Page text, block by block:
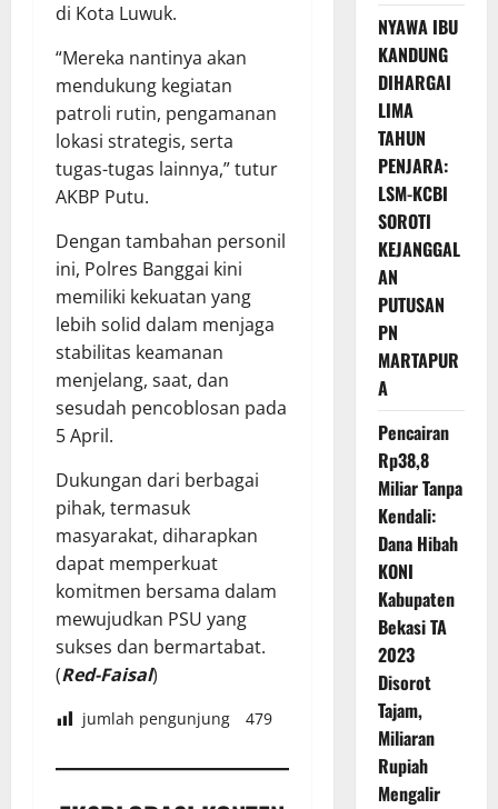
di Kota Luwuk.
“Mereka nantinya akan
mendukung kegiatan
patroli rutin, pengamanan
lokasi strategis, serta
tugas-tugas lainnya,” tutur
AKBP Putu.
Dengan tambahan personil
ini, Polres Banggai kini
memiliki kekuatan yang
lebih solid dalam menjaga
stabilitas keamanan
menjelang, saat, dan
sesudah pencoblosan pada
5 April.
Dukungan dari berbagai
pihak, termasuk
masyarakat, diharapkan
dapat memperkuat
komitmen bersama dalam
mewujudkan PSU yang
sukses dan bermartabat.
(Red-Faisal)
jumlah pengunjung 479
NYAWA IBU
KANDUNG
DIHARGAI
LIMA
TAHUN
PENJARA:
LSM-KCBI
SOROTI
KEJANGGAL
AN
PUTUSAN
PN
MARTAPUR
A
Pencairan
Rp38,8
Miliar Tanpa
Kendali:
Dana Hibah
KONI
Kabupaten
Bekasi TA
2023
Disorot
Tajam,
Miliaran
Rupiah
Mengalir